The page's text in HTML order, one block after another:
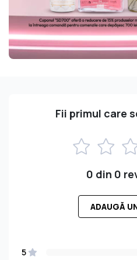
Fii primul care
0 din 0
ADAUGĂ
5